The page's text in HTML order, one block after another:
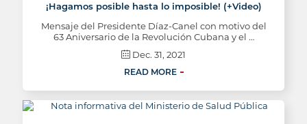
¡Hagamos posible hasta lo imposible! (+Video)
Mensaje del Presidente Díaz-Canel con motivo del
63 Aniversario de la Revolución Cubana y el …
Dec. 31, 2021
READ MORE